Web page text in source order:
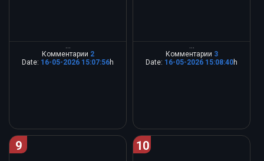
...
Комментарии 2
Date: 16-05-2026 15:07:56h
...
Комментарии 3
Date: 16-05-2026 15:08:40h
9 10